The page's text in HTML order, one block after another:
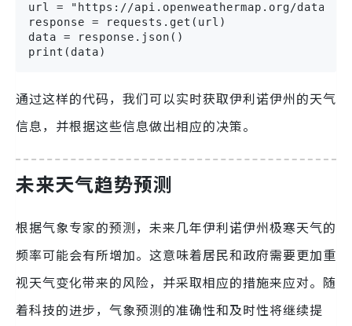
url = "https://api.openweathermap.org/data/
response = requests.get(url)
data = response.json()
print(data)
通过这样的代码，我们可以实时获取伊利诺伊州的天气
信息，并根据这些信息做出相应的决策。
未来天气趋势预测
根据气象专家的预测，未来几年伊利诺伊州极寒天气的
频率可能会有所增加。这意味着居民和政府需要更加重
视天气变化带来的风险，并采取相应的措施来应对。随
着科技的进步，气象预测的准确性和及时性将继续提